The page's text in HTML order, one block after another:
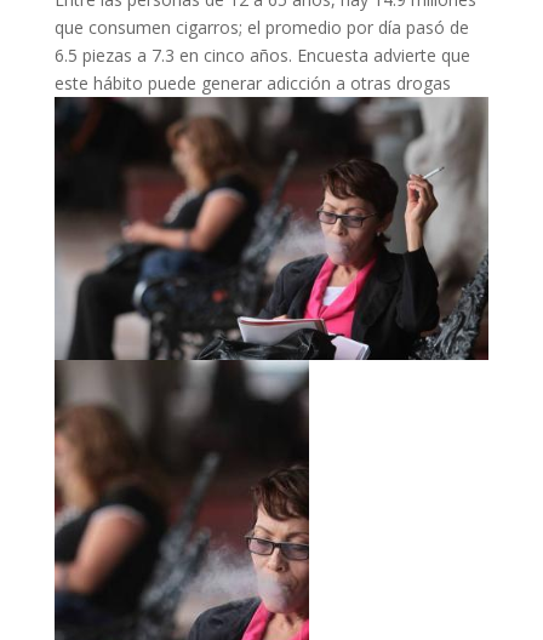
que consumen cigarros; el promedio por día pasó de
6.5 piezas a 7.3 en cinco años. Encuesta advierte que
este hábito puede generar adicción a otras drogas